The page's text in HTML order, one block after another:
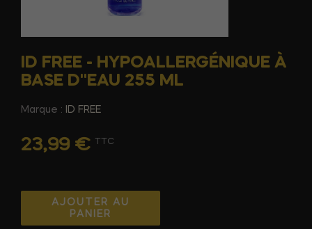
ID FREE - HYPOALLERGÉNIQUE À
BASE D''EAU 255 ML
Marque : ID FREE
23,99 € TTC
AJOUTER AU
PANIER